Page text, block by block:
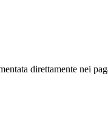
direttamente nei